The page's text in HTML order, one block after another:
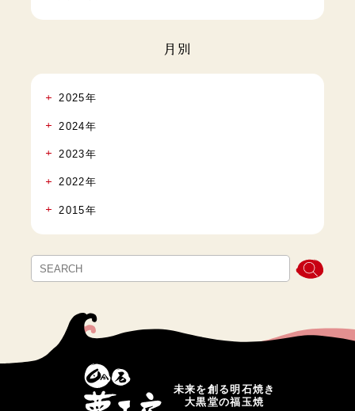
月別
2025年
2024年
2023年
2022年
2015年
未来を創る明石焼き
大黒堂の福玉焼